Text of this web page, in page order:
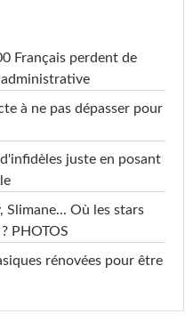
Français perdent de
administrative
à ne pas dépasser pour
juste en posant
Slimane... Où les stars
PHOTOS
rénovées pour être